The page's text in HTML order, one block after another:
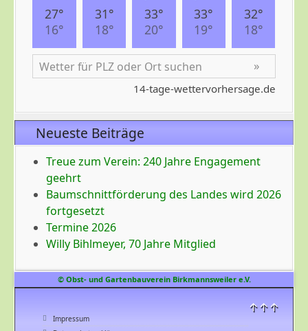
© Obst- und Gartenbauverein Birkmannsweiler e.V.
↑↑↑
Impressum
Neueste Beiträge
Treue zum Verein: 240 Jahre Engagement
geehrt
Baumschnittförderung des Landes wird 2026
fortgesetzt
Termine 2026
Willy Bihlmeyer, 70 Jahre Mitglied